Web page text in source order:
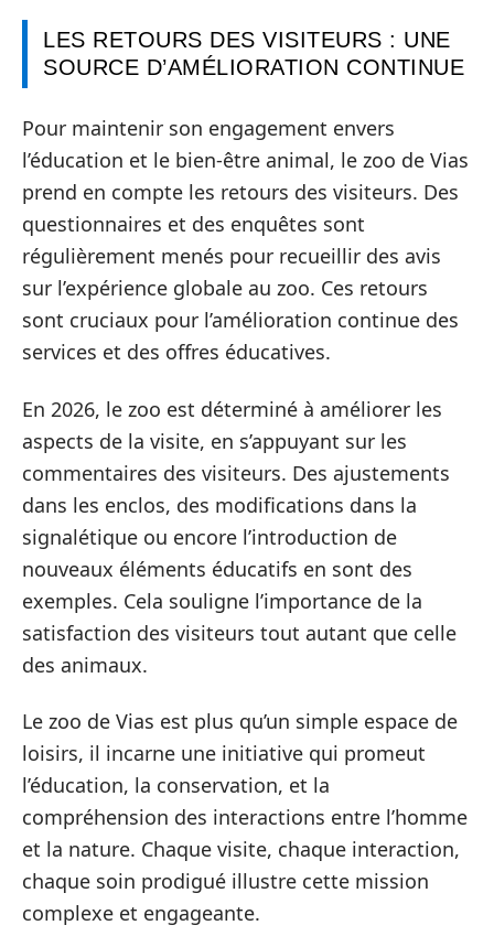
LES RETOURS DES VISITEURS : UNE
SOURCE D’AMÉLIORATION CONTINUE
Pour maintenir son engagement envers
l’éducation et le bien-être animal, le zoo de Vias
prend en compte les retours des visiteurs. Des
questionnaires et des enquêtes sont
régulièrement menés pour recueillir des avis
sur l’expérience globale au zoo. Ces retours
sont cruciaux pour l’amélioration continue des
services et des offres éducatives.
En 2026, le zoo est déterminé à améliorer les
aspects de la visite, en s’appuyant sur les
commentaires des visiteurs. Des ajustements
dans les enclos, des modifications dans la
signalétique ou encore l’introduction de
nouveaux éléments éducatifs en sont des
exemples. Cela souligne l’importance de la
satisfaction des visiteurs tout autant que celle
des animaux.
Le zoo de Vias est plus qu’un simple espace de
loisirs, il incarne une initiative qui promeut
l’éducation, la conservation, et la
compréhension des interactions entre l’homme
et la nature. Chaque visite, chaque interaction,
chaque soin prodigué illustre cette mission
complexe et engageante.